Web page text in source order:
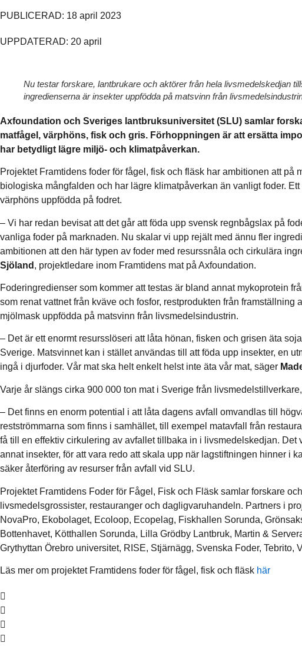
PUBLICERAD: 18 april 2023
UPPDATERAD: 20 april
Nu testar forskare, lantbrukare och aktörer från hela livsmedelskedjan
ingredienserna är insekter uppfödda på matsvinn från
Axfoundation och Sveriges lantbruksuniversitet (SLU) samlar
matfågel, värphöns, fisk och gris. Förhoppningen är att ersätta
har betydligt lägre miljö- och klimatpåverkan.
Projektet Framtidens foder för fågel, fisk och fläsk har ambitionen att
biologiska mångfalden och har lägre klimatpåverkan än vanligt foder.
värphöns uppfödda på fodret.
– Vi har redan bevisat att det går att föda upp svensk regnbågslax på
vanliga foder på marknaden. Nu skalar vi upp rejält med ännu fler
ambitionen att den här typen av foder med resurssnåla och cirkulära
Sjöland , projektledare inom Framtidens mat på Axfoundation.
Foderingredienser som kommer att testas är bland annat mykoprotein
som renat vattnet från kväve och fosfor, restprodukten från
mjölmask uppfödda på matsvinn från livsmedelsindustrin.
– Det är ett enormt resursslöseri att låta hönan, fisken och grisen äta
Sverige. Matsvinnet kan i stället användas till att föda upp insekter, en
ingå i djurfoder. Vår mat ska helt enkelt helst inte äta vår mat, säger
Varje år slängs cirka 900 000 ton mat i Sverige från
– Det finns en enorm potential i att låta dagens avfall omvandlas till
restströmmarna som finns i samhället, till exempel matavfall från
få till en effektiv cirkulering av avfallet tillbaka in i livsmedelskedjan.
annat insekter, för att vara redo att skala upp när lagstiftningen hinner i
säker återföring av resurser från avfall vid SLU.
Projektet Framtidens Foder för Fågel, Fisk och Fläsk samlar forskare
livsmedelsgrossister, restauranger och dagligvaruhandeln. Partners i
NovaPro, Ekobolaget, Ecoloop, Ecopelag, Fiskhallen Sorunda,
Bottenhavet, Kötthallen Sorunda, Lilla Grödby Lantbruk, Martin &
Grythyttan Örebro universitet, RISE, Stjärnägg, Svenska Foder,
Läs mer om projektet Framtidens foder för fågel, fisk och fläsk här